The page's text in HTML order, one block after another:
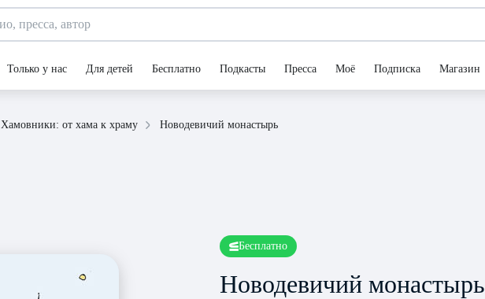
Только у нас Для детей Бесплатно Подкасты Пресса Моё Подписка Магазин
Хамовники: от хама к храму Новодевичий монастырь
Бесплатно
Новодевичий монастырь